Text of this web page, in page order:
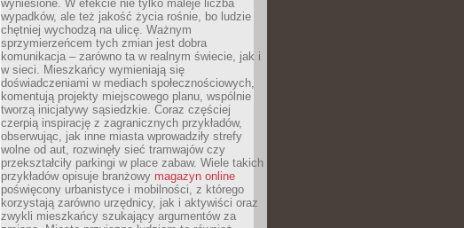
wyniesione. W efekcie nie tylko maleje liczba
wypadków, ale też jakość życia rośnie, bo ludzie
chętniej wychodzą na ulicę. Ważnym
sprzymierzeńcem tych zmian jest dobra
komunikacja – zarówno ta w realnym świecie, jak i
w sieci. Mieszkańcy wymieniają się
doświadczeniami w mediach społecznościowych,
komentują projekty miejscowego planu, wspólnie
tworzą inicjatywy sąsiedzkie. Coraz częściej
czerpią inspirację z zagranicznych przykładów,
obserwując, jak inne miasta wprowadziły strefy
wolne od aut, rozwinęły sieć tramwajów czy
przekształciły parkingi w place zabaw. Wiele takich
przykładów opisuje branżowy magazyn online
poświęcony urbanistyce i mobilności, z którego
korzystają zarówno urzędnicy, jak i aktywiści oraz
zwykli mieszkańcy szukający argumentów za